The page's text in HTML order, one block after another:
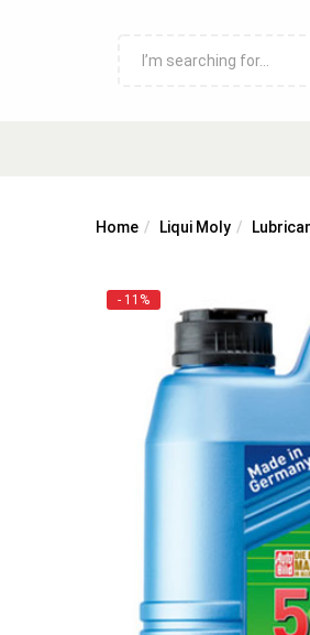
Home Liqui Moly
- 11%